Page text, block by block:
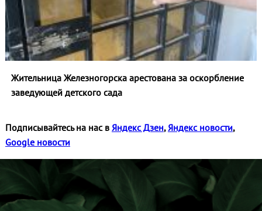
Жительница Железногорска арестована за оскорбление
заведующей детского сада
Подписывайтесь на нас в Яндекс Дзен, Яндекс новости,
Google новости